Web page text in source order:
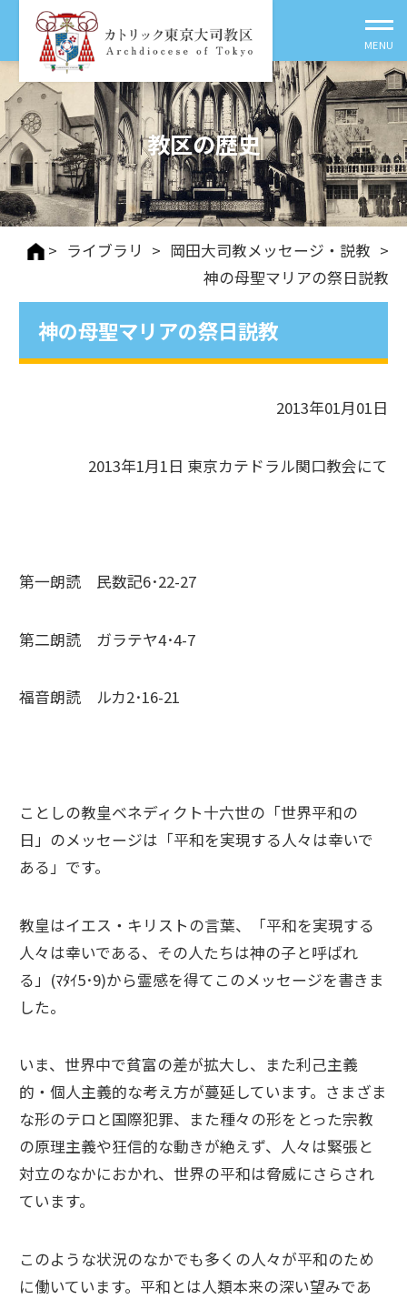
教区の歴史
> ライブラリ > 岡田大司教メッセージ・説教 >
神の母聖マリアの祭日説教
神の母聖マリアの祭日説教
2013年01月01日
2013年1月1日 東京カテドラル関口教会にて
第一朗読 民数記6･22-27
第二朗読 ガラテヤ4･4-7
福音朗読 ルカ2･16-21
ことしの教皇ベネディクト十六世の「世界平和の
日」のメッセージは「平和を実現する人々は幸いで
ある」です。
教皇はイエス・キリストの言葉、「平和を実現する
人々は幸いである、その人たちは神の子と呼ばれ
る」(ﾏﾀｲ5･9)から霊感を得てこのメッセージを書きま
した。
いま、世界中で貧富の差が拡大し、また利己主義
的・個人主義的な考え方が蔓延しています。さまざま
な形のテロと国際犯罪、また種々の形をとった宗教
の原理主義や狂信的な動きが絶えず、人々は緊張と
対立のなかにおかれ、世界の平和は脅威にさらされ
ています。
このような状況のなかでも多くの人々が平和のため
に働いています。平和とは人類本来の深い望みであ